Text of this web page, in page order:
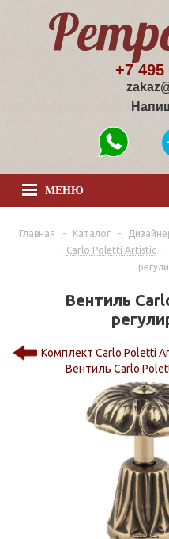
+7 495
МЕНЮ
Главная - Каталог -
-
Carlo Poletti Artistic -
Вентиль
Комплект Carlo Poletti
Вентиль Carlo